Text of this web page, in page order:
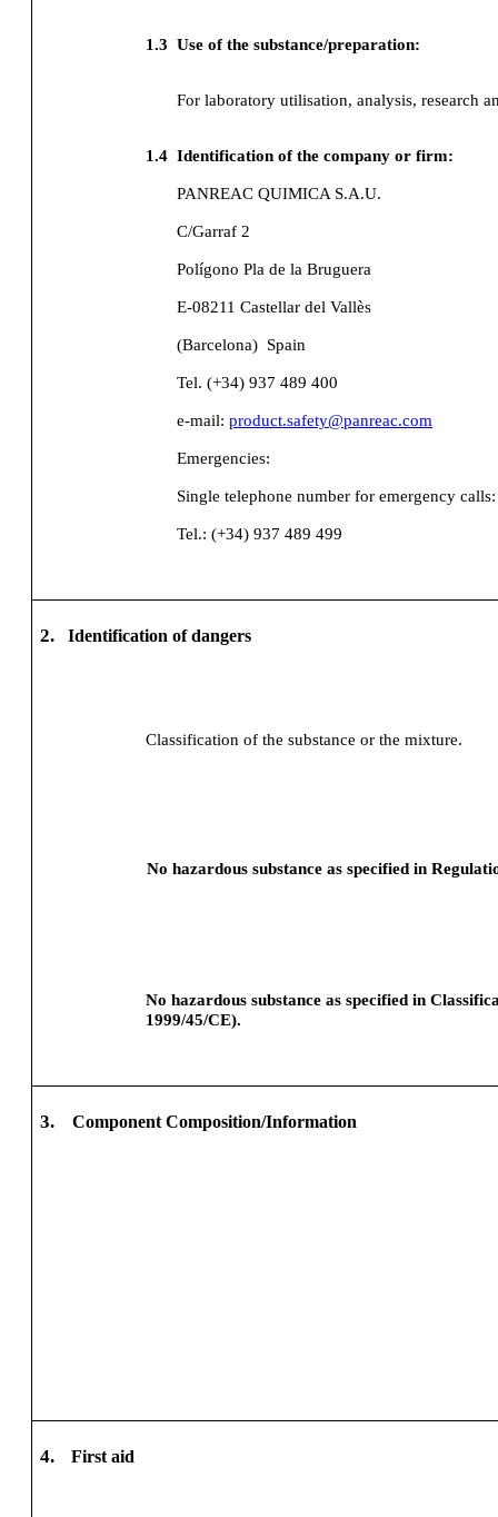
1.3 Use of the substance/preparation:
For laboratory utilisation, analysis, research
1.4 Identification of the company or firm:
PANREAC QUIMICA S.A.U.
C/Garraf 2
Polígono Pla de la Bruguera
E-08211 Castellar del Vallès
(Barcelona) Spain
Tel. (+34) 937 489 400
e-mail:product.safety@panreac.com
Emergencies:
Single telephone number for emergency
Tel.: (+34) 937 489 499
2. Identification of dangers
Classification of the substance or the mixture.
No hazardous substance as specified in
No hazardous substance as specified in
1999/45/CE).
3. Component Composition/Information
4. First aid